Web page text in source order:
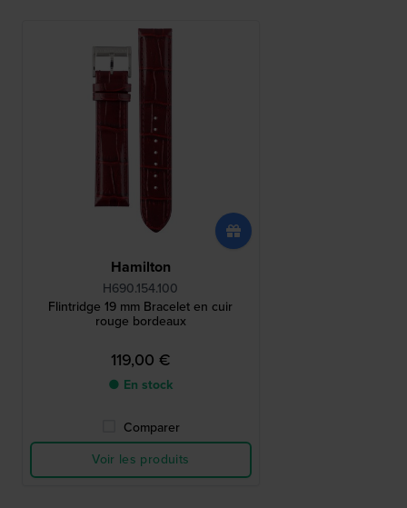
Hamilton
H690.154.100
Flintridge 19 mm Bracelet en cuir
rouge bordeaux
119,00 €
● En stock
Comparer
Voir les produits